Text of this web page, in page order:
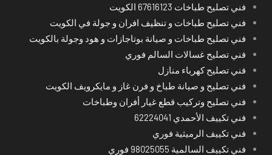
فني تصليح طباخات 67616123 الكويت
فني تصليح طباخات و تنظيف افران و جولة في الكويت
فني تصليح طباخات و صيانة بوتاجازات و هود وجولة بالكويت
فني تصليح غسالات السالم فوري
فني تصليح كهرباء منازل
فني تصليح و صيانة طباخ و فرن غاز و مايكرويف الكويت
فني تصليح وتركيب قطع غيار أفران وطباخات
فني تكييف الأحمدي 62224041
فني تكييف الرميثية فوري
فني تكييف السالمية 98025055 فوري